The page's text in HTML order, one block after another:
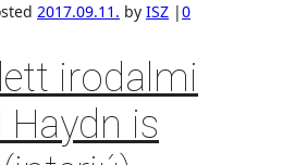
2017.09.11. by ISZ |0
irodalmi
Haydn is